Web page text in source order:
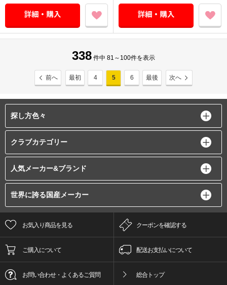
338 件中 81～100件を表示
前へ 最初 4 5 6 最後 次へ
探し方色々
クラブカテゴリー
人気メーカー&ブランド
世界に誇る国産メーカー
お気入り商品を見る クーポンを確認する
ご購入について 配送お支払いについて
お問い合わせ・よくあるご質問 総合トップ